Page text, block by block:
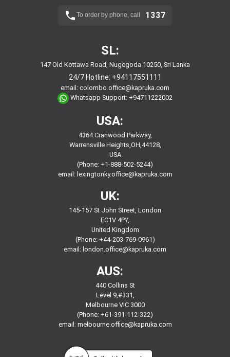
To order by phone, call 1337
SL:
147 Old Kottawa Road, Nugegoda 10250, Sri Lanka
24/7 Hotline: +94117551111
email: colombo.office@kapruka.com
Whatsapp Support: +94711222002
USA:
4364 Cranwood Parkway,
Warrensville Heights,OH,44128,
USA
(Phone: +1-888-502-5244)
email: lexingtonky.office@kapruka.com
UK:
145-157 St John Street, London
EC1V 4PY,
United Kingdom
(Phone: +44-203-769-0961)
email: london.office@kapruka.com
AUS:
440 Collins St
Level 9,#331,
Melbourne VIC 3000
(Phone: +61-391-112-322)
email: melbourne.office@kapruka.com